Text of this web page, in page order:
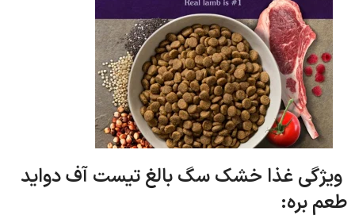
ویژگی‌ غذا خشک سگ بالغ تیست آف دواید
طعم بره: